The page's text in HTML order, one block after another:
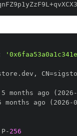
,
5 months ago (2026 -
months ago (2026 -
P- 256